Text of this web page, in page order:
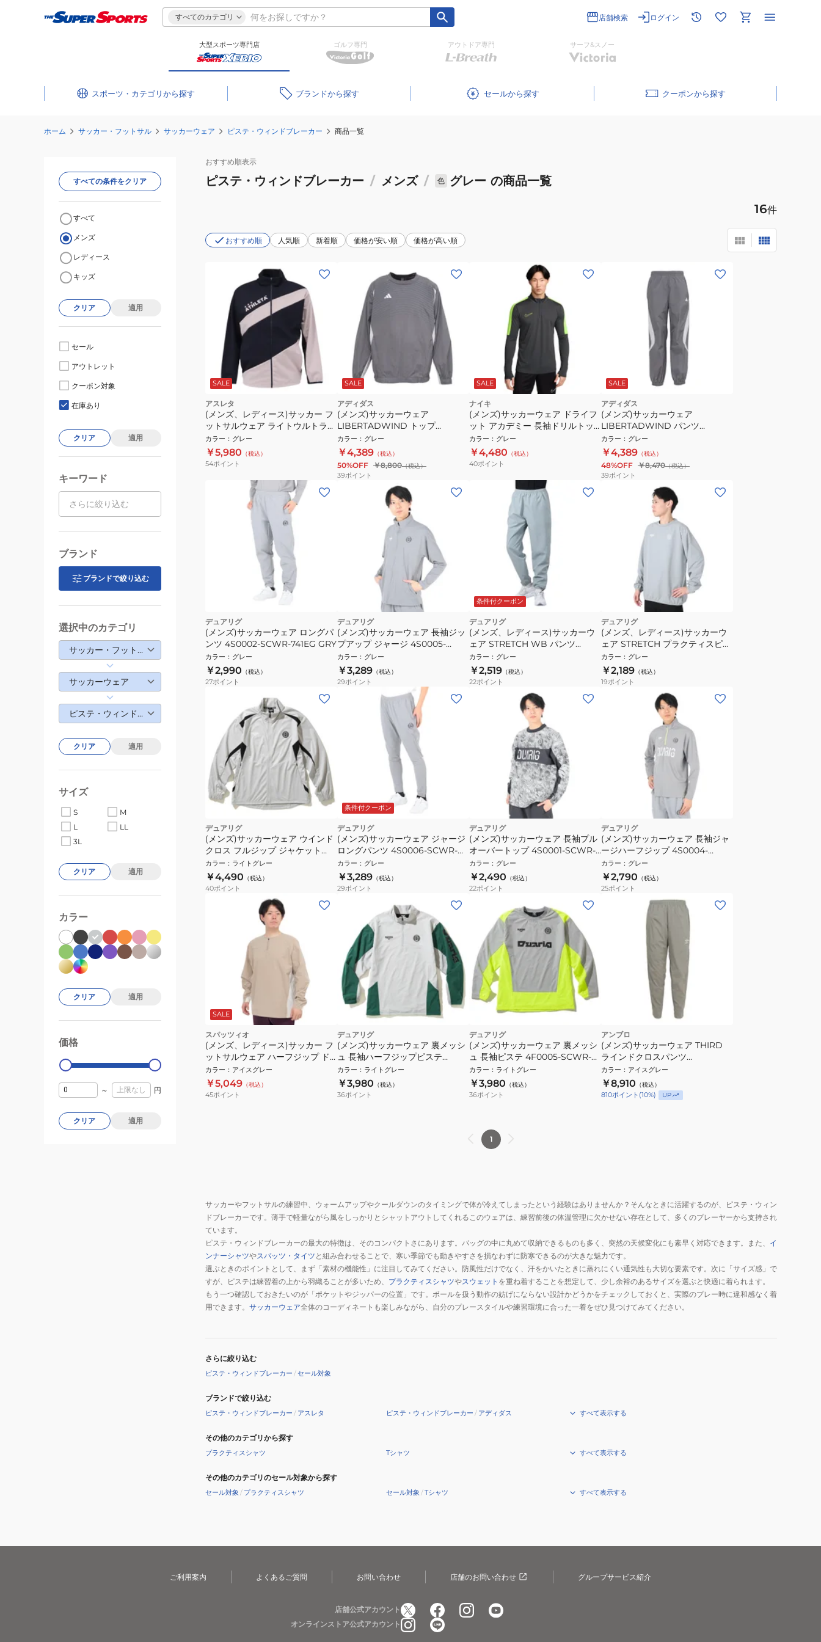
すべてのカテゴリ 店舗検索 ログイン
大型スポーツ専門店 ゴルフ専門 アウトドア専門 サーフ&スノー
スポーツ・カテゴリ ブランド セール クーポン
ホーム サッカー・フットサル サッカーウェア ピステ・ウィンドブレーカー 商品一覧
おすすめ順表示
ピステ・ウィンドブレーカー / メンズ / 色 グレー の商品一覧
16件
おすすめ順 人気順 新着順 価格が安い順 価格が高い順
SALE
アスレタ
(メンズ、レディース)サッカー フ
ットサルウェア ライトウルトラ
シェル ジャケット 2413 GPN
カラー ： グレー
￥5,980 （税込）
54ポイント
SALE
アディダス
(メンズ)サッカーウェア
LIBERTADWIND トップ
OEV74-KL3884
カラー ： グレー
￥4,389 （税込）
50%OFF ￥8,800（税込）
39ポイント
SALE
ナイキ
(メンズ)サッカーウェア ドライフ
ット アカデミー 長袖ドリルトッ
プ BR DX4301-061
カラー ： グレー
￥4,480 （税込）
40ポイント
SALE
アディダス
(メンズ)サッカーウェア
LIBERTADWIND パンツ
OEV75-KL3886
カラー ： グレー
￥4,389 （税込）
48%OFF ￥8,470（税込）
39ポイント
デュアリグ
(メンズ)サッカーウェア ロングパ
ンツ 4S0002-SCWR-741EG GRY
カラー ： グレー
￥2,990 （税込）
27ポイント
デュアリグ
(メンズ)サッカーウェア 長袖ジッ
プアップ ジャージ 4S0005-
SCWR-741CD GRY 速乾
カラー ： グレー
￥3,289 （税込）
29ポイント
条件付クーポン
デュアリグ
(メンズ、レディース)サッカーウ
ェア STRETCH WB パンツ
4S0029-SCWR-741TJ GRY
カラー ： グレー
￥2,519 （税込）
22ポイント
デュアリグ
(メンズ、レディース)サッカーウ
ェア STRETCH プラクティスピス
テ 4S0028-SCWR-741TJ GRY
カラー ： グレー
￥2,189 （税込）
19ポイント
デュアリグ
(メンズ)サッカーウェア ウインド
クロス フルジップ ジャケット
4F0008-SCWR-741CD LGRY
カラー ： ライトグレー
￥4,490 （税込）
40ポイント
条件付クーポン
デュアリグ
(メンズ)サッカーウェア ジャージ
ロングパンツ 4S0006-SCWR-
741CD GRY 速乾
カラー ： グレー
￥3,289 （税込）
29ポイント
デュアリグ
(メンズ)サッカーウェア 長袖プル
オーバートップ 4S0001-SCWR-
741EG GRY
カラー ： グレー
￥2,490 （税込）
22ポイント
デュアリグ
(メンズ)サッカーウェア 長袖ジャ
ージハーフジップ 4S0004-
SCWR-741CD GRY 速乾
カラー ： グレー
￥2,790 （税込）
25ポイント
SALE
スパッツィオ
(メンズ、レディース)サッカー フ
ットサルウェア ハーフジップ ド
ットメッシュ切替 長袖ピステシャ
ツ GE-1007-09
カラー ： アイスグレー
￥5,049 （税込）
45ポイント
デュアリグ
(メンズ)サッカーウェア 裏メッシ
ュ 長袖ハーフジップピステ
4F0006-SCWR-741EG LGRY
カラー ： ライトグレー
￥3,980 （税込）
36ポイント
デュアリグ
(メンズ)サッカーウェア 裏メッシ
ュ 長袖ピステ 4F0005-SCWR-
741EG LGRY
カラー ： ライトグレー
￥3,980 （税込）
36ポイント
アンブロ
(メンズ)サッカーウェア THIRD
ラインドクロスパンツ
UF5FPZ30M BG00
カラー ： アイスグレー
￥8,910 （税込）
810ポイント (10%) UP
1
サッカーやフットサルの練習中、ウォームアップやクールダウンのタイミングで体が冷えてしまったという経験はありませんか？そんなときに活躍するのが、ピステ・ウィン
ドブレーカーです。薄手で軽量ながら風をしっかりとシャットアウトしてくれるこのウェアは、練習前後の体温管理に欠かせない存在として、多くのプレーヤーから支持され
ています。
ピステ・ウィンドブレーカーの最大の特徴は、そのコンパクトさにあります。バッグの中に丸めて収納できるものも多く、突然の天候変化にも素早く対応できます。また、 イ
ンナーシャツやスパッツ・タイツ と組み合わせることで、寒い季節でも動きやすさを損なわずに防寒できるのが大きな魅力です。
選ぶときのポイントとして、まず「素材の機能性」に注目してみてください。防風性だけでなく、汗をかいたときに蒸れにくい通気性も大切な要素です。次に「サイズ感」で
すが、ピステは練習着の上から羽織ることが多いため、 プラクティスシャツやスウェット を重ね着することを想定して、少し余裕のあるサイズを選ぶと快適に着られます。
もう一つ確認しておきたいのが「ポケットやジッパーの位置」です。ボールを扱う動作の妨げにならない設計かどうかをチェックしておくと、実際のプレー時に違和感なく着
用できます。 サッカーウェア全体のコーディネートも楽しみながら、自分のプレースタイルや練習環境に合った一着をぜひ見つけてみてください。
さらに絞り込む
ピステ・ウィンドブレーカー /セール対象
ブランドで絞り込む
ピステ・ウィンドブレーカー / アスレタ ピステ・ウィンドブレーカー / アディダス すべて表示する
その他のカテゴリから探す
プラクティスシャツ Tシャツ すべて表示する
その他のカテゴリのセール対象から探す
セール対象 / プラクティスシャツ セール対象 /Tシャツ すべて表示する
すべての条件をクリア
すべて
メンズ
レディース
キッズ
クリア 適用
セール
アウトレット
クーポン対象
在庫あり
クリア 適用
キーワード
ブランド
ブランドで絞り込む
選択中のカテゴリ
サッカー・フットサル
サッカーウェア
ピステ・ウィンドブレーカー
クリア 適用
サイズ
S
M
L
LL
3L
クリア 適用
カラー
クリア 適用
価格
0
～ 円
クリア 適用
ご利用案内 よくあるご質問 お問い合わせ 店舗のお問い合わせ グループサービス紹介
店舗公式アカウント
オンラインストア公式アカウント